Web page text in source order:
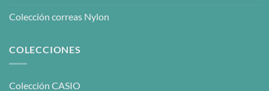
Colección correas Nylon
COLECCIONES
Colección CASIO